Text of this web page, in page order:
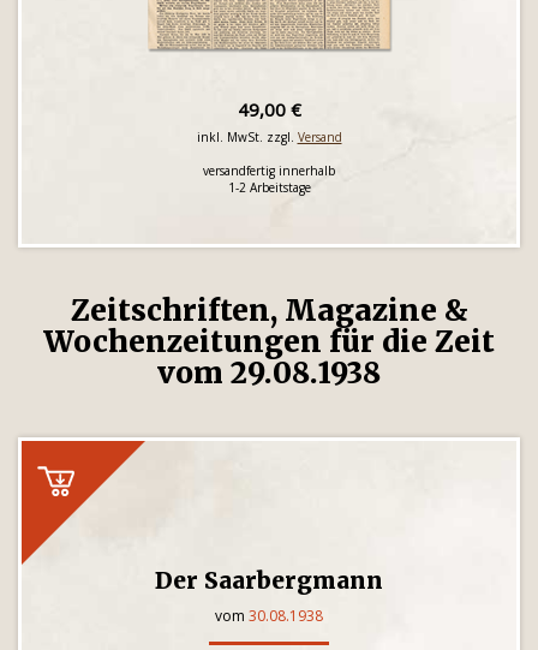
49,00 €
inkl. MwSt. zzgl. Versand
versandfertig innerhalb
1-2 Arbeitstage
Zeitschriften, Magazine &
Wochenzeitungen für die Zeit
vom 29.08.1938
Der Saarbergmann
vom 30.08.1938